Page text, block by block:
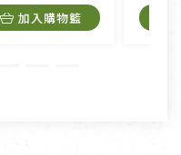
品除商品本身有瑕疵
外情事適用準
加入購物籃